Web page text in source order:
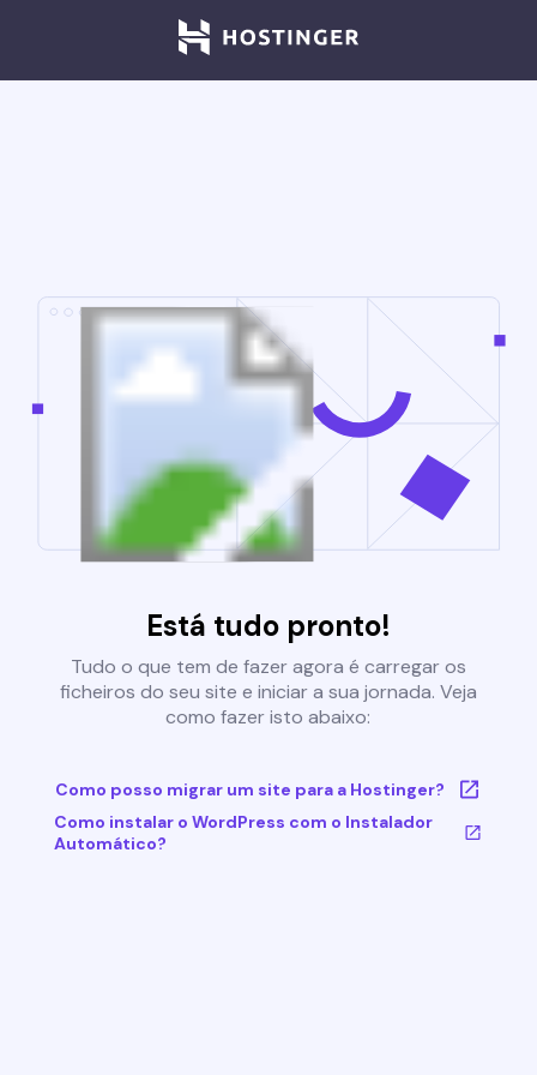
Está tudo pronto!
Tudo o que tem de fazer agora é carregar os
ficheiros do seu site e iniciar a sua jornada. Veja
como fazer isto abaixo:
Como posso migrar um site para a Hostinger?
Como instalar o WordPress com o Instalador
Automático?